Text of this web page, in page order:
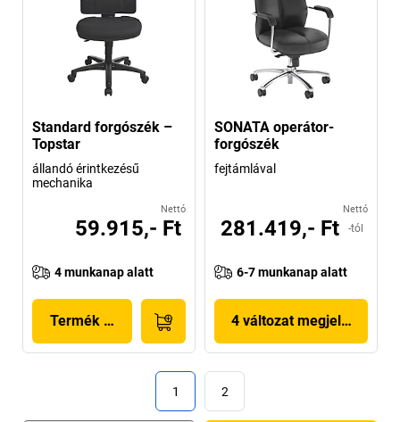
Standard forgószék –
Topstar
állandó érintkezésű
mechanika
Nettó
59.915,- Ft
4 munkanap alatt
Termék megjelenítése
SONATA operátor-
forgószék
fejtámlával
Nettó
281.419,- Ft -tól
6-7 munkanap alatt
4 változat megjelenítése
1 2